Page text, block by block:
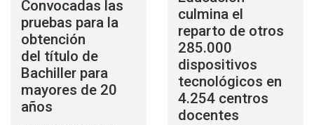
Convocadas las
pruebas para la
obtención
del título de
Bachiller para
mayores de 20
años
culmina el
reparto de otros
285.000
dispositivos
tecnológicos en
4.254 centros
docentes